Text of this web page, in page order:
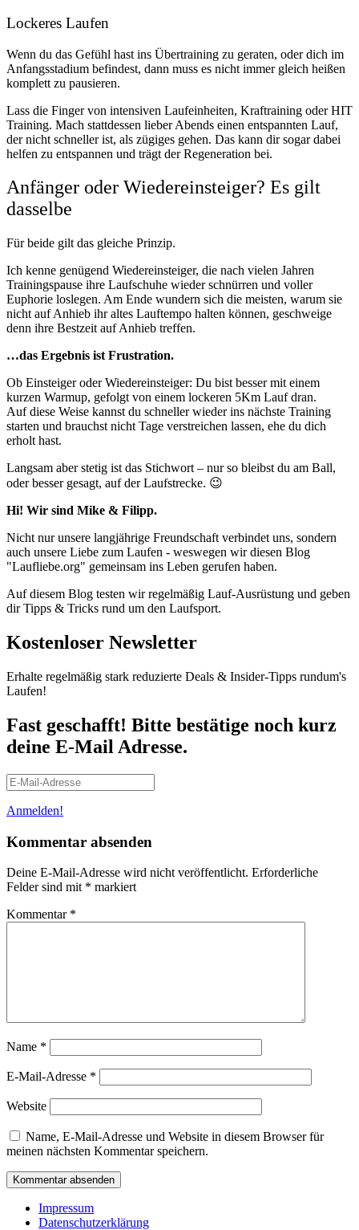
Lockeres Laufen
Wenn du das Gefühl hast ins Übertraining zu geraten, oder dich im
Anfangsstadium befindest, dann muss es nicht immer gleich heißen
komplett zu pausieren.
Lass die Finger von intensiven Laufeinheiten, Kraftraining oder HIT
Training. Mach stattdessen lieber Abends einen entspannten Lauf,
der nicht schneller ist, als zügiges gehen. Das kann dir sogar dabei
helfen zu entspannen und trägt der Regeneration bei.
Anfänger oder Wiedereinsteiger? Es gilt
dasselbe
Für beide gilt das gleiche Prinzip.
Ich kenne genügend Wiedereinsteiger, die nach vielen Jahren
Trainingspause ihre Laufschuhe wieder schnürren und voller
Euphorie loslegen. Am Ende wundern sich die meisten, warum sie
nicht auf Anhieb ihr altes Lauftempo halten können, geschweige
denn ihre Bestzeit auf Anhieb treffen.
…das Ergebnis ist Frustration.
Ob Einsteiger oder Wiedereinsteiger: Du bist besser mit einem
kurzen Warmup, gefolgt von einem lockeren 5Km Lauf dran.
Auf diese Weise kannst du schneller wieder ins nächste Training
starten und brauchst nicht Tage verstreichen lassen, ehe du dich
erholt hast.
Langsam aber stetig ist das Stichwort – nur so bleibst du am Ball,
oder besser gesagt, auf der Laufstrecke. 😉
Hi! Wir sind Mike & Filipp.
Nicht nur unsere langjährige Freundschaft verbindet uns, sondern
auch unsere Liebe zum Laufen - weswegen wir diesen Blog
"Laufliebe.org" gemeinsam ins Leben gerufen haben.
Auf diesem Blog testen wir regelmäßig Lauf-Ausrüstung und geben
dir Tipps & Tricks rund um den Laufsport.
Kostenloser Newsletter
Erhalte regelmäßig stark reduzierte Deals & Insider-Tipps rundum's
Laufen!
Fast geschafft! Bitte bestätige noch kurz
deine E-Mail Adresse.
Anmelden!
Kommentar absenden
Deine E-Mail-Adresse wird nicht veröffentlicht. Erforderliche
Felder sind mit * markiert
Kommentar *
Name *
E-Mail-Adresse *
Website
Name, E-Mail-Adresse und Website in diesem Browser für
meinen nächsten Kommentar speichern.
Impressum
Datenschutzerklärung